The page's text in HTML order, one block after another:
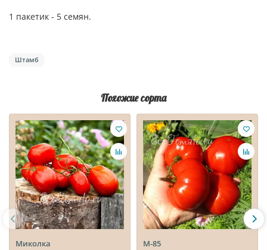
1 пакетик - 5 семян.
Штамб
Похожие сорта
Миколка М-85